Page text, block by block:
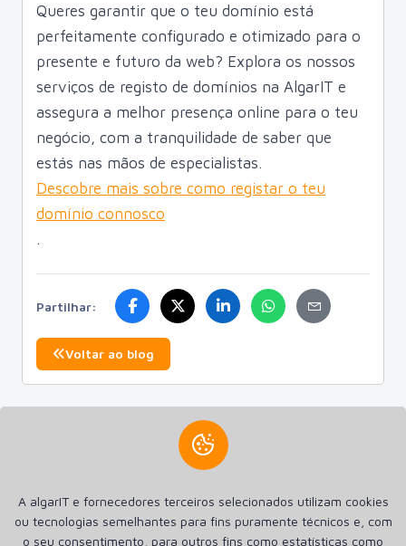
Queres garantir que o teu domínio está
perfeitamente configurado e otimizado para o
presente e futuro da web? Explora os nossos
serviços de registo de domínios na AlgarIT e
assegura a melhor presença online para o teu
negócio, com a tranquilidade de saber que
estás nas mãos de especialistas.
Descobre mais sobre como registar o teu
domínio connosco
.
Partilhar:
Voltar ao blog
online Aplicações Android e Apple iOS. Hospedagem SSD de
alta performance e Registro de Domínios.
A algarIT e fornecedores terceiros selecionados utilizam cookies
ou tecnologias semelhantes para fins puramente técnicos e, com
o seu consentimento, para outros fins como estatísticas como